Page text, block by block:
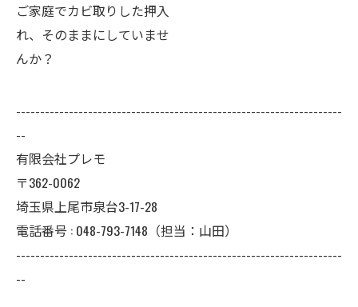
ご家庭でカビ取りした押入
れ、そのままにしていませ
んか？
--------------------------------------------------------------------
--
有限会社プレモ
〒362-0062
埼玉県上尾市泉台3-17-28
電話番号 : 048-793-7148（担当：山田）
--------------------------------------------------------------------
--